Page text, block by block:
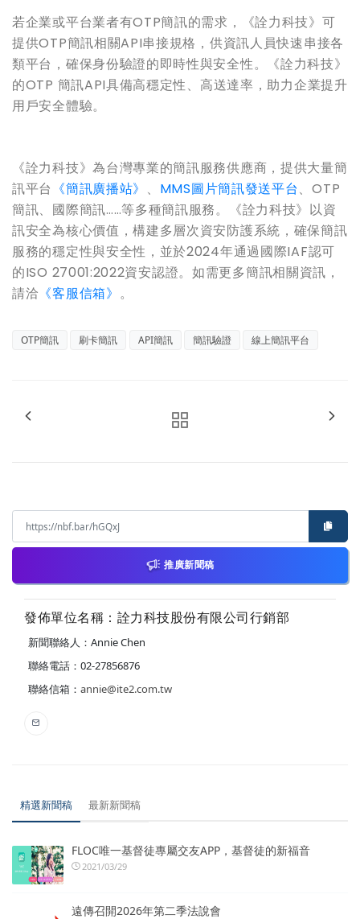
若企業或平台業者有OTP簡訊的需求，《詮力科技》可
提供OTP簡訊相關API串接規格，供資訊人員快速串接各
類平台，確保身份驗證的即時性與安全性。《詮力科技》
的OTP 簡訊API具備高穩定性、高送達率，助力企業提升
用戶安全體驗。
《詮力科技》為台灣專業的簡訊服務供應商，提供大量簡
訊平台 《簡訊廣播站》 、 MMS圖片簡訊發送平台、OTP
簡訊、國際簡訊……等多種簡訊服務。《詮力科技》以資
訊安全為核心價值，構建多層次資安防護系統，確保簡訊
服務的穩定性與安全性，並於2024年通過國際IAF認可
的ISO 27001:2022資安認證。如需更多簡訊相關資訊，
請洽 《客服信箱》 。
OTP簡訊 刷卡簡訊 API簡訊 簡訊驗證 線上簡訊平台
推廣新聞稿
發佈單位名稱：詮力科技股份有限公司行銷部
新聞聯絡人：Annie Chen
聯絡電話：02-27856876
聯絡信箱： annie@ite2.com.tw
精選新聞稿 最新新聞稿
FLOC唯一基督徒專屬交友APP，基督徒的新福音
2021/03/29
遠傳召開2026年第二季法說會